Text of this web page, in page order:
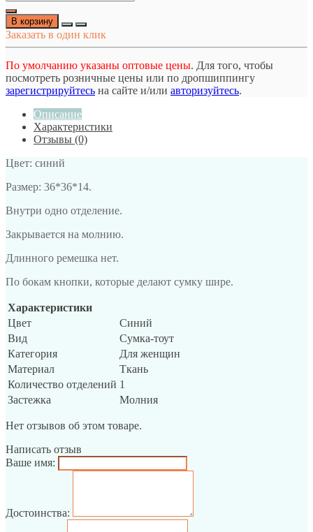
В корзину
Заказать в один клик
По умолчанию указаны оптовые цены. Для того, чтобы
посмотреть розничные цены или по дропшиппингу
зарегистрируйтесь на сайте и/или авторизуйтесь.
Описание
Характеристики
Отзывы (0)
Цвет: синий
Размер: 36*36*14.
Внутри одно отделение.
Закрывается на молнию.
Длинного ремешка нет.
По бокам кнопки, которые делают сумку шире.
Характеристики
Цвет
Синий
Вид
Сумка-тоут
Категория
Для женщин
Материал
Ткань
Количество отделений 1
Застежка
Молния
Нет отзывов об этом товаре.
Написать отзыв
Ваше имя:
Достоинства: